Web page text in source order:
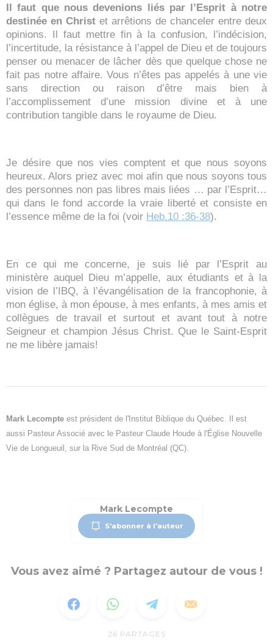
Il faut que nous devenions liés par l’Esprit à notre
destinée en Christ et arrêtions de chanceler entre deux
opinions. Il faut mettre fin à la confusion, l’indécision,
l’incertitude, la résistance à l’appel de Dieu et de toujours
penser ou menacer de lâcher dès que quelque chose ne
fait pas notre affaire. Vous n’êtes pas appelés à une vie
sans direction ou raison d’être mais bien à
l’accomplissement d’une mission divine et à une
contribution tangible dans le royaume de Dieu.
Je désire que nos vies comptent et que nous soyons
heureux. Alors priez avec moi afin que nous soyons tous
des personnes non pas libres mais liées … par l’Esprit…
qui dans le fond accorde la vraie liberté et consiste en
l’essence même de la foi (voir Heb.10 :36-38).
En ce qui me concerne, je suis lié par l’Esprit au
ministère auquel Dieu m’appelle, aux étudiants et à la
vision de l’IBQ, à l’évangélisation de la francophonie, à
mon église, à mon épouse, à mes enfants, à mes amis et
collègues de travail et surtout et avant tout à notre
Seigneur et champion Jésus Christ. Que le Saint-Esprit
ne me libère jamais!
Mark Lecompte est président de l'Institut Biblique du Québec. Il est
aussi Pasteur Associé avec le Pasteur Claude Houde à l'Église Nouvelle
Vie de Longueuil, sur la Rive Sud de Montréal (QC).
Mark Lecompte
S'abonner à l'auteur
Vous avez aimé ? Partagez autour de vous !
26 PARTAGES